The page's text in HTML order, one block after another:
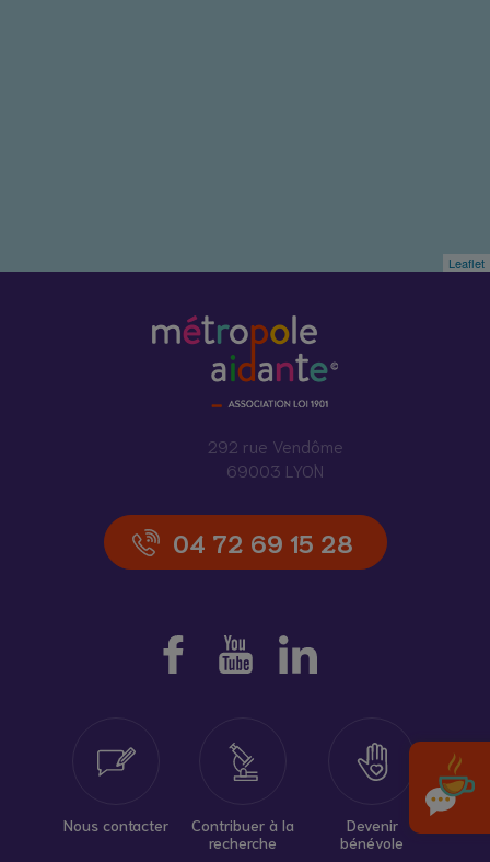
Leaflet
292 rue Vendôme
69003 LYON
04 72 69 15 28
Nous contacter
Contribuer à la
recherche
Devenir
bénévole